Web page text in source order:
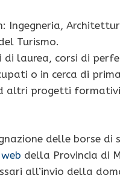
Ingegneria,
Turismo.
di laurea, corsi di
o in cerca di
altri progetti formativi
delle borse
della Provincia di
all’invio della